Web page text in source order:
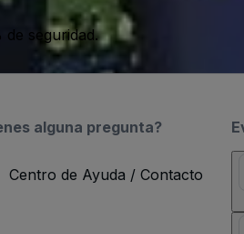
seguridad.
alguna pregunta?
Centro de Ayuda / Contacto